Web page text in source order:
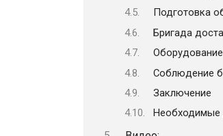
Подготовка
Бригада
Соблюдение
Заключение
Необходимые